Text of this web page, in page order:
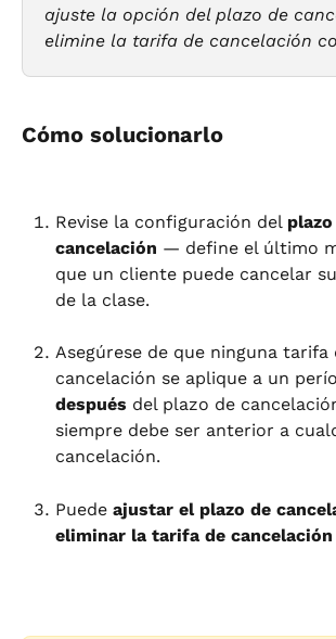
ajuste la opción del plazo de
elimine la tarifa de cancelación
Cómo solucionarlo
Revise la configuración del
cancelación — define el último
que un cliente puede cancelar
de la clase.
Asegúrese de que ninguna tarifa
cancelación se aplique a un
después del plazo de
siempre debe ser anterior a
cancelación.
Puede ajustar el plazo de
eliminar la tarifa de